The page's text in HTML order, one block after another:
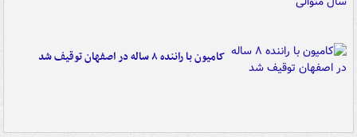
کامیون با راننده ۸ ساله در اصفهان توقیف شد